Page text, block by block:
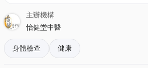
1.太古城中心地下144號074號G002
2.將軍澳廣場1樓1-089號舖
3.葵芳新都會廣場1樓145A號舖
主辦機構
怡健堂中醫
身體檢查 健康